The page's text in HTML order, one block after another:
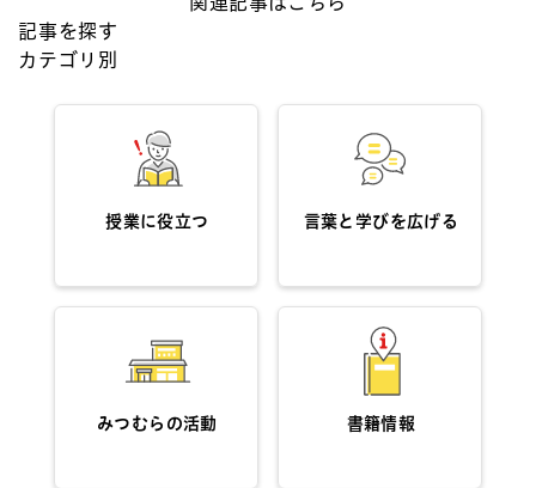
記事を探す
カテゴリ別
授業に役立つ 言葉と学びを広げる
みつむらの活動 書籍情報